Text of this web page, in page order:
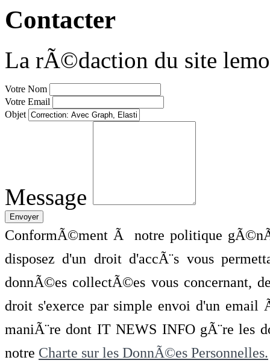
Contacter
La rÃ©daction du site
Votre Nom
Votre Email
Objet
Message
ConformÃ©ment Ã notre politique
disposez d'un droit d'accÃ¨s vous
donnÃ©es collectÃ©es vous concernant,
droit s'exerce par simple envoi d'un
maniÃ¨re dont IT NEWS INFO gÃ¨re les
notre Charte sur les DonnÃ©es Personnelles.